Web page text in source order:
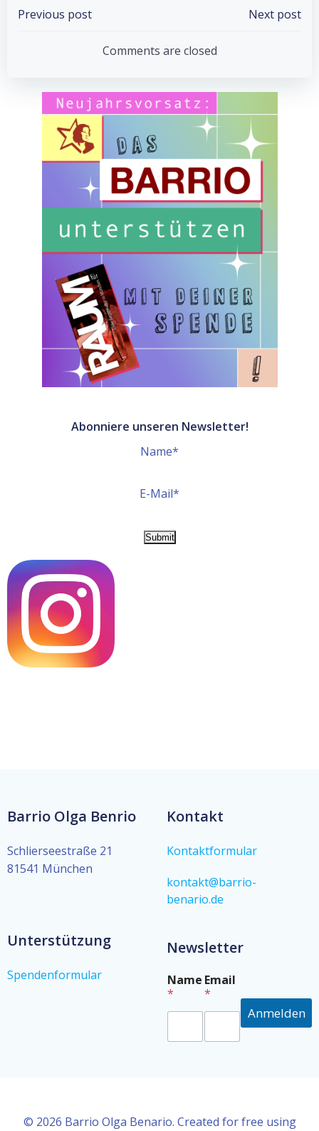
Post
navigation
Previous post
navigation
Next post
Comments are closed
Abonniere unseren Newsletter!
Name*
E-Mail*
Barrio Olga Benrio
Schlierseestraße 21
81541 München
Kontakt
Kontaktformular
kontakt@barrio-
benario.de
Unterstützung
Spendenformular
Newsletter
E
m
Name
*
Email
*
Anmelden
© 2026 Barrio Olga Benario. Created for free using